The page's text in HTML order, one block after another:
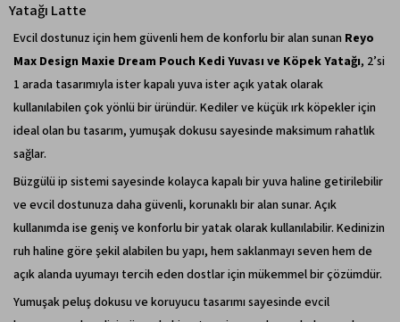
Yatağı Latte
Evcil dostunuz için hem güvenli hem de konforlu bir alan sunan Reyo
Max Design Maxie Dream Pouch Kedi Yuvası ve Köpek Yatağı, 2’si
1 arada tasarımıyla ister kapalı yuva ister açık yatak olarak
kullanılabilen çok yönlü bir üründür. Kediler ve küçük ırk köpekler için
ideal olan bu tasarım, yumuşak dokusu sayesinde maksimum rahatlık
sağlar.
Büzgülü ip sistemi sayesinde kolayca kapalı bir yuva haline getirilebilir
ve evcil dostunuza daha güvenli, korunaklı bir alan sunar. Açık
kullanımda ise geniş ve konforlu bir yatak olarak kullanılabilir. Kedinizin
ruh haline göre şekil alabilen bu yapı, hem saklanmayı seven hem de
açık alanda uyumayı tercih eden dostlar için mükemmel bir çözümdür.
Yumuşak peluş dokusu ve koruyucu tasarımı sayesinde evcil